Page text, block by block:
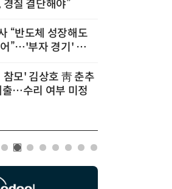
질 결단해야”
“반도체 성장해도
”…'부자 경기' 착
모' 김상호 靑 춘추
출…수리 여부 미정